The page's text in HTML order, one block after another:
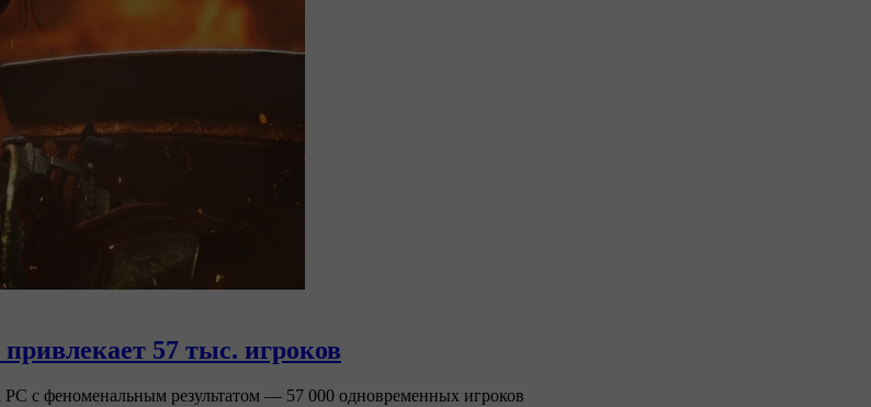
57 тыс. игроков
PC с феноменальным результатом — 57 000 одновременных игроков